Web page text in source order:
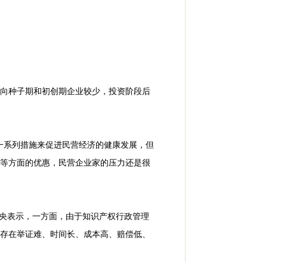
种子期和初创期企业较少，投资阶段后
列措施来促进民营经济的健康发展，但
方面的优惠，民营企业家的压力还是很
表示，一方面，由于知识产权行政管理
在举证难、时间长、成本高、赔偿低、